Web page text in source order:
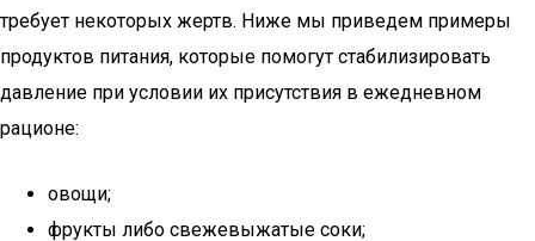
требует некоторых жертв. Ниже мы приведем примеры
продуктов питания, которые помогут стабилизировать
давление при условии их присутствия в ежедневном
рационе:
овощи;
фрукты либо свежевыжатые соки;